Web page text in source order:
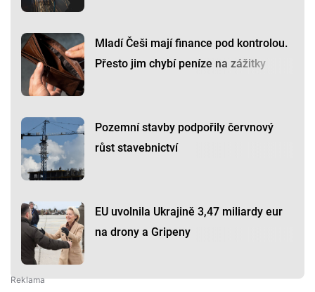
Mladí Češi mají finance pod kontrolou.
Přesto jim chybí peníze na zážitky
Pozemní stavby podpořily červnový
růst stavebnictví
EU uvolnila Ukrajině 3,47 miliardy eur
na drony a Gripeny